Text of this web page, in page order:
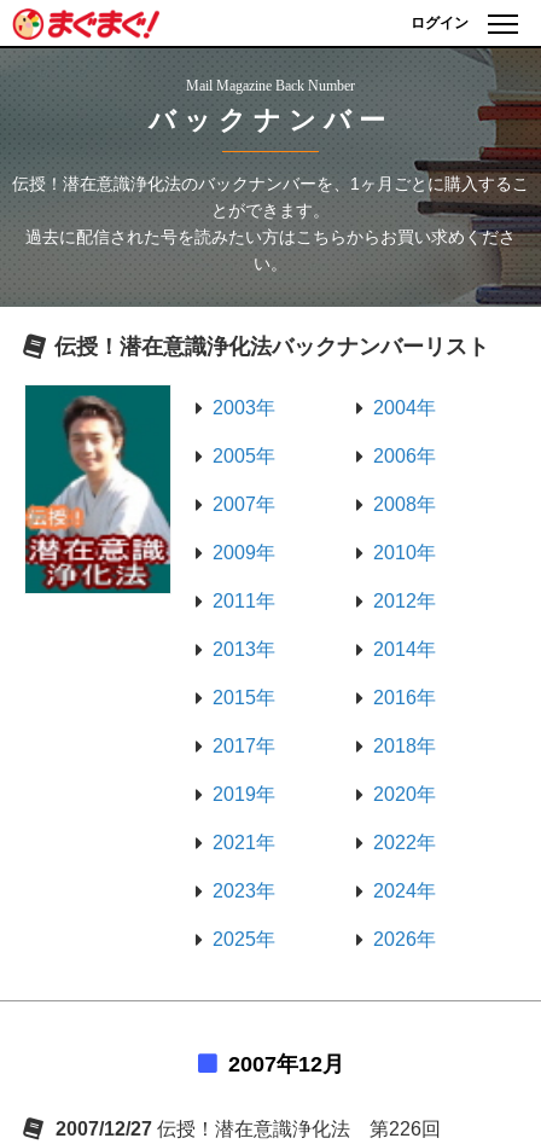
ログイン
Mail Magazine Back Number
バックナンバー
伝授！潜在意識浄化法のバックナンバーを、1ヶ月ごとに購入するこ
とができます。
過去に配信された号を読みたい方はこちらからお買い求めくださ
い。
伝授！潜在意識浄化法バックナンバーリスト
2003年 2004年
2005年 2006年
2007年 2008年
2009年 2010年
2011年 2012年
2013年 2014年
2015年 2016年
2017年 2018年
2019年 2020年
2021年 2022年
2023年 2024年
2025年 2026年
2007年12月
2007/12/27 伝授！潜在意識浄化法 第226回